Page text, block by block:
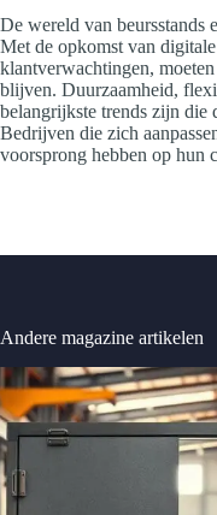
De wereld van beursstands
Met de opkomst van
klantverwachtingen,
blijven. Duurzaamheid,
belangrijkste trends zijn die
Bedrijven die zich
voorsprong hebben op hun
Andere magazine artikelen